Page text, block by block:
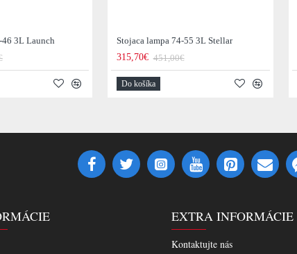
46 3L Launch
Stojaca lampa 74-55 3L Stellar
315,70€ 451,00€
Do košíka
EXTRA INFORMÁCIE
Kontaktujte nás